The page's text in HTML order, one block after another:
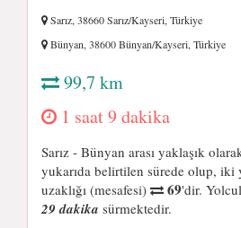
Sarız, 38660 Sarız/Kayseri, Türkiye
Bünyan, 38600 Bünyan/Kayseri, Türkiye
99,7 km
1 saat 9 dakika
Sarız - Bünyan arası yaklaşık
yukarıda belirtilen sürede olup, iki
uzaklığı (mesafesi)
69'dir.
29 dakika sürmektedir.